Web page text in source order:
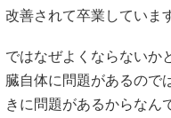
改善されて卒業していま
ではなぜよくならないか
臓自体に問題があるので
きに問題があるからなん